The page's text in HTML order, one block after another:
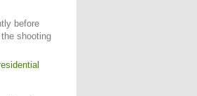
before
shooting